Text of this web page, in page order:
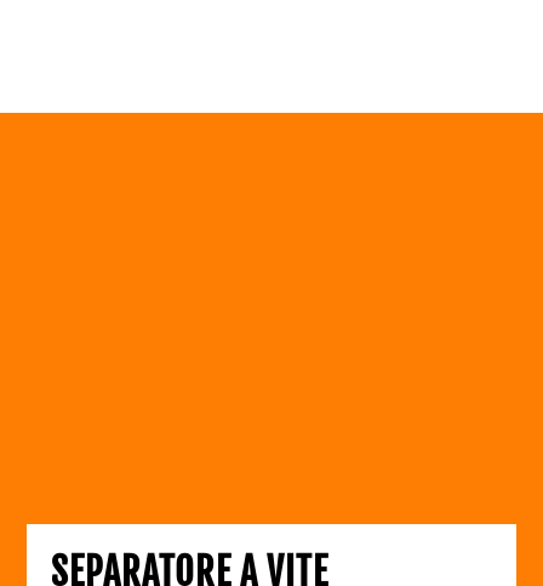
SEPARATORE A VITE